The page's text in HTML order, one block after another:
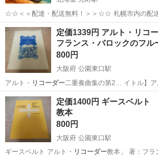
☆☆＜＜配達・配送無料！＞＞☆☆ 札幌市内の配送
す また、札幌市内の方に限り BDレコーダー・PCの設置をお手伝いで
きます ※お問い合わせ時に必ずコメントお願いいたします
サポート...
北海道 札幌市 元町駅 ノートパソコン
定価1339円 アルト・リコ
フランス・バロックのフ
800円
大阪府 公園東口駅
アルト・ リコーダー二重奏曲集の第2… イトル】ア
二重奏曲集 2 … ます。 アルト・リコーダー二
大阪 吹田市 公園東口駅 楽譜、音楽書
定価1400円 ギースベルト
教本
800円
大阪府 公園東口駅
ギースベルト アルト・ リコーダー教本」 著：フラ